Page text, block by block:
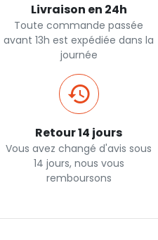
Livraison en 24h
Toute commande passée
avant 13h est expédiée dans la
journée
Retour 14 jours
Vous avez changé d'avis sous
14 jours, nous vous
remboursons